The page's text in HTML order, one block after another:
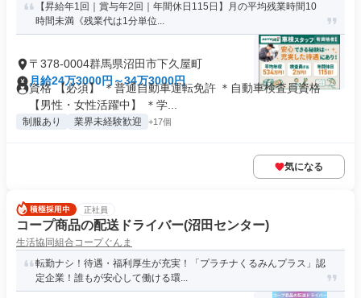
【昇給年1回｜賞与年2回｜年間休日115日】月の平均残業時間10
時間未満《残業代は1分単位...
〒378-0004群馬県沼田市下久屋町
月給24万3000円～34万3000円
資格 【必須】 ＊普通自動車運転免許 ＊自動車検査員資格
【男性・女性活躍中】 ＊学...
制服あり 業界未経験歓迎 +17個
気になる
正社員
コープ商品の配送ドライバー(沼田センター)
生活協同組合コープぐんま
転勤ナシ！待遇・福利厚生が充実！「プラチナくるみんプラス」認
定企業！誰もが安心して働ける環...